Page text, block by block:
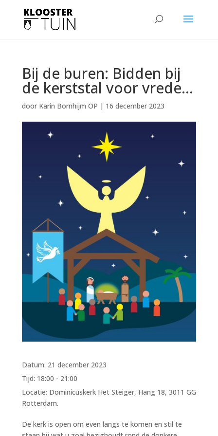
Bij de buren: Bidden bij
de kerststal voor vrede…
door Karin Bornhijm OP | 16 december 2023
Datum: 21 december 2023
Tijd: 18:00 - 21:00
Locatie: Dominicuskerk Het Steiger, Hang 18, 3011 GG
Rotterdam.
De kerk is open om even langs te komen en stil te